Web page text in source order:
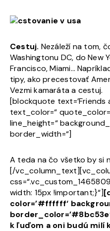
Cestuj. Nezáleží na tom,
Washingtonu DC, do New
Francisco, Miami…
tipy, ako precestovať
Vezmi kamaráta a cestuj.
[blockquote text=’Friends
text_color=“
line_height=“
border_width=“]
A teda na čo všetko by si
[/
width: 15px !important;}“]
color=’#ffffff‘
k ľuďom a oni budú milí